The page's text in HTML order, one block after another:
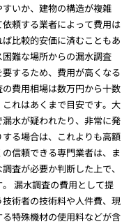
いか、建物の構造が複雑
頼する業者によって費用は
比較的安価に済むこともあ
難な場所からの漏水調査
するため、費用が高くなる
費用相場は数万円から十数
れはあくまで目安です。大
水が疑われたり、非常に発
る場合は、これよりも高額
信頼できる専門業者は、ま
査が必要か判断した上で、
漏水調査の費用として提
術者の技術料や人件費、現
特殊機材の使用料などが含